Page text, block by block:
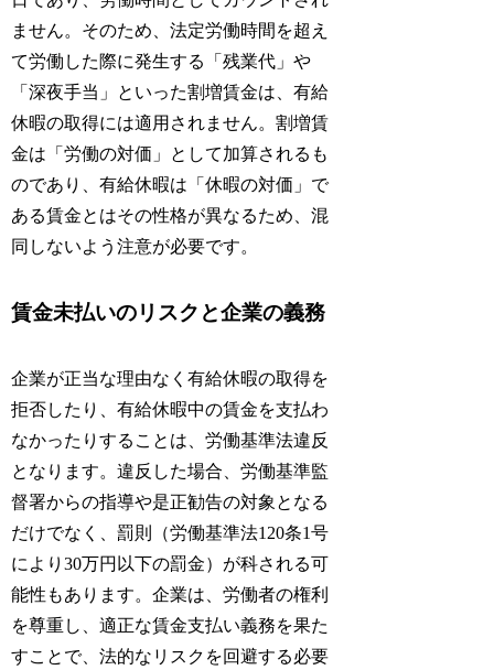
ません。そのため、法定労働時間を超え
て労働した際に発生する「残業代」や
「深夜手当」といった割増賃金は、有給
休暇の取得には適用されません。割増賃
金は「労働の対価」として加算されるも
のであり、有給休暇は「休暇の対価」で
ある賃金とはその性格が異なるため、混
同しないよう注意が必要です。
賃金未払いのリスクと企業の義務
企業が正当な理由なく有給休暇の取得を
拒否したり、有給休暇中の賃金を支払わ
なかったりすることは、労働基準法違反
となります。違反した場合、労働基準監
督署からの指導や是正勧告の対象となる
だけでなく、罰則（労働基準法120条1号
により30万円以下の罰金）が科される可
能性もあります。企業は、労働者の権利
を尊重し、適正な賃金支払い義務を果た
すことで、法的なリスクを回避する必要